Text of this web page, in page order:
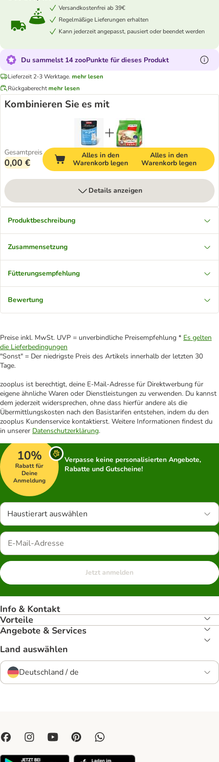
Versandkostenfrei ab 39€
Regelmäßige Lieferungen erhalten
Kann jederzeit angepasst, pausiert oder beendet werden
Du sammelst 14 zooPunkte für dieses Produkt
Lieferzeit 2-3 Werktage. mehr lesen
Rückgaberechtmehr lesen
Kombinieren Sie es mit
Gesamtpreis
0,00 €
Alles in den
Warenkorb legen
Alles in den
Warenkorb legen
Details anzeigen
Produktbeschreibung
Zusammensetzung
Fütterungsempfehlung
Bewertung
Preise inkl. MwSt. UVP = unverbindliche Preisempfehlung * Es gelten
die Lieferbedingungen
"Sonst" = Der niedrigste Preis des Artikels innerhalb der letzten 30
Tage.
zooplus ist berechtigt, deine E-Mail-Adresse für Direktwerbung für
eigene ähnliche Waren oder Dienstleistungen zu verwenden. Du kannst
dem jederzeit widersprechen, ohne dass hierfür andere als die
Übermittlungskosten nach den Basistarifen entstehen, indem du den
zooplus Kundenservice kontaktierst. Weitere Informationen findest du
in unserer Datenschutzerklärung.
10%
Rabatt für
Deine
Anmeldung
Verpasse keine personalisierten Angebote,
Rabatte und Gutscheine!
Haustierart auswählen
Jetzt anmelden
Info & Kontakt
Vorteile
Angebote & Services
Land auswählen
Deutschland / de